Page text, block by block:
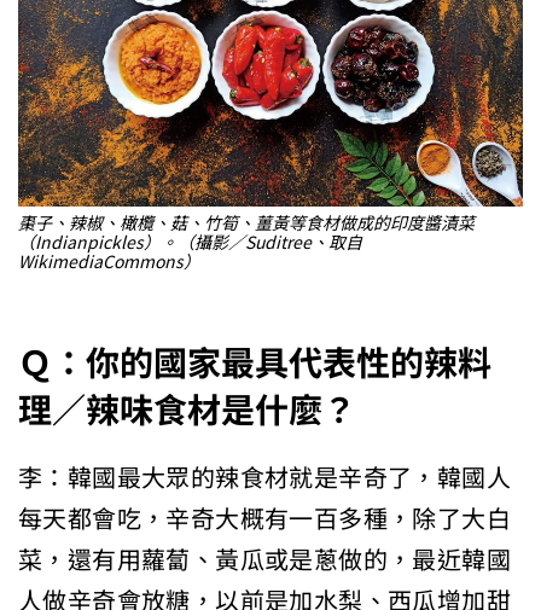
棗子、辣椒、橄欖、菇、竹筍、薑黃等食材做成的印度醬漬菜
（Indianpickles）。（攝影／Suditree、取自
WikimediaCommons）
Ｑ：你的國家最具代表性的辣料
理／辣味食材是什麼？
李：韓國最大眾的辣食材就是辛奇了，韓國人
每天都會吃，辛奇大概有一百多種，除了大白
菜，還有用蘿蔔、黃瓜或是蔥做的，最近韓國